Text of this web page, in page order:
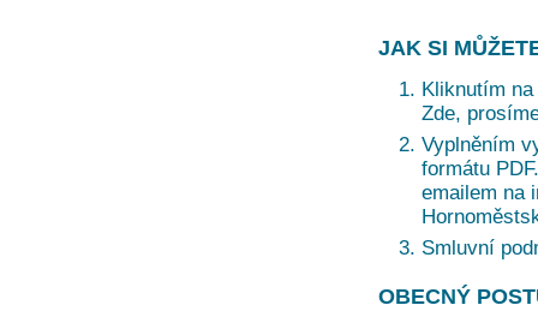
JAK SI
Kliknutím
Zde,
Vyplněním
formátu
emailem na
Smluvní
OBECNÝ